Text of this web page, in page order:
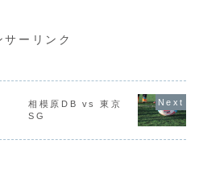
ツ vs
ルー
イルドナイツ vs
東芝ブレイブルー
サーリンク
相模原DB vs 東京
SG